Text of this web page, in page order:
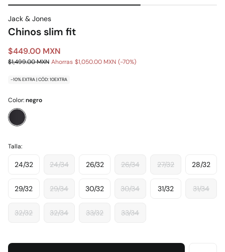
Jack & Jones
Chinos slim fit
$449.00 MXN
$1,499.00 MXN Ahorras $1,050.00 MXN 70
-10% EXTRA | CÓD: 10EXTRA
Color:negro
Talla:
24/32 24/34 26/32 26/34 27/32 28/32
29/32 29/34 30/32 30/34 31/32 31/34
32/32 32/34 33/32 33/34